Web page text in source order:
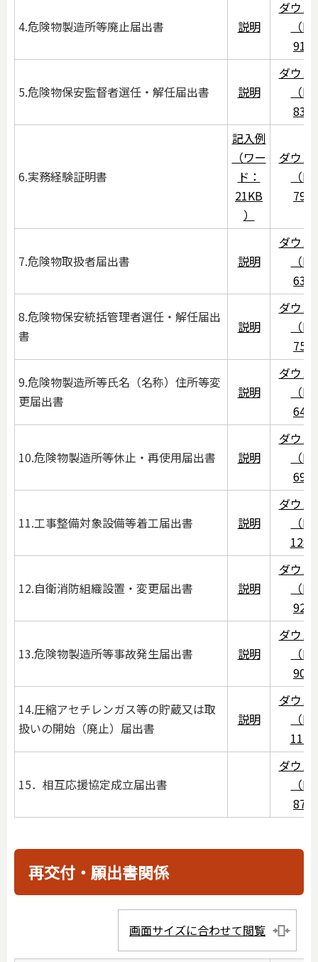
4.危険物製造所等廃止届出書 説明
ダウン
（
5.危険物保安監督者選任・解任届出書 説明
ダウン
（
6.実務経験証明書
記入例
（ワー
ド：
21KB
）
ダウン
（
7.危険物取扱者届出書 説明
ダウン
（
8.危険物保安統括管理者選任・解任届出
書
説明
ダウン
（
9.危険物製造所等氏名（名称）住所等変
更届出書
説明
ダウン
（
10.危険物製造所等休止・再使用届出書 説明
ダウン
（
11.工事整備対象設備等着工届出書 説明
ダウン
（
12.自衛消防組織設置・変更届出書 説明
ダウン
（
13.危険物製造所等事故発生届出書 説明
ダウン
（
14.圧縮アセチレンガス等の貯蔵又は取
扱いの開始（廃止）届出書
説明
ダウン
（
15．相互応援協定成立届出書
ダウン
（
再交付・願出書関係
画面サイズに合わせて閲覧